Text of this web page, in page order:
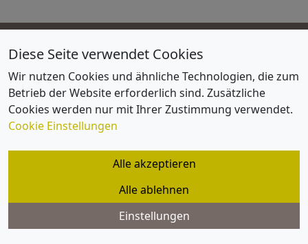
FVID
Impressum
Lageplan / Anfahrtsskizze
Satzung und Organisation
Datenschutz
Diese Seite verwendet Cookies
Wir nutzen Cookies und ähnliche Technologien, die zum
Betrieb der Website erforderlich sind. Zusätzliche
Cookies werden nur mit Ihrer Zustimmung verwendet.
Cookie Einstellungen
Alle akzeptieren
Alle ablehnen
Einstellungen